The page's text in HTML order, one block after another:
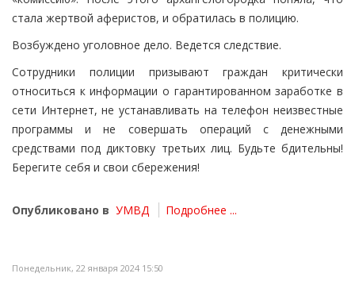
стала жертвой аферистов, и обратилась в полицию.
Возбуждено уголовное дело. Ведется следствие.
Сотрудники полиции призывают граждан критически
относиться к информации о гарантированном заработке в
сети Интернет, не устанавливать на телефон неизвестные
программы и не совершать операций с денежными
средствами под диктовку третьих лиц. Будьте бдительны!
Берегите себя и свои сбережения!
Опубликовано в УМВД Подробнее ...
Понедельник, 22 января 2024 15:50